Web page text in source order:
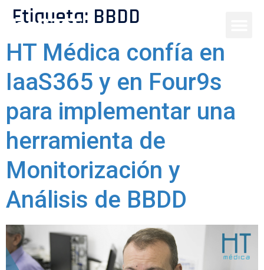
Etiqueta: BBDD
HT Médica confía en
IaaS365 y en Four9s
para implementar una
herramienta de
Monitorización y
Análisis de BBDD